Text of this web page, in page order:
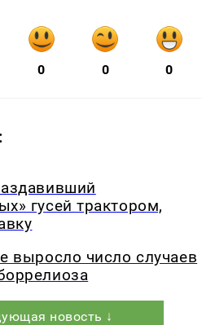
0 0 0
гусей трактором,
выросло число случаев
новость ↓